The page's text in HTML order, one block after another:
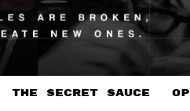
THE SECRET SAUCE​